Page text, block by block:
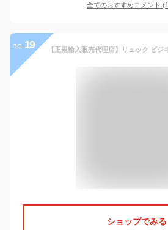
全てのおすすめコメント (1
no. 19
ショップでみる